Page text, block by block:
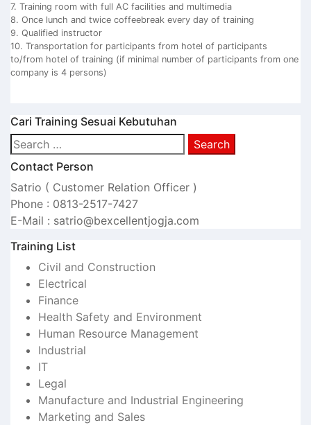
7. Training room with full AC facilities and multimedia
8. Once lunch and twice coffeebreak every day of training
9. Qualified instructor
10. Transportation for participants from hotel of participants
to/from hotel of training (if minimal number of participants from one
company is 4 persons)
Cari Training Sesuai Kebutuhan
Search
for:
Contact Person
Satrio ( Customer Relation Officer )
Phone : 0813-2517-7427
E-Mail : satrio@bexcellentjogja.com
Training List
Civil and Construction
Electrical
Finance
Health Safety and Environment
Human Resource Management
Industrial
IT
Legal
Manufacture and Industrial Engineering
Marketing and Sales